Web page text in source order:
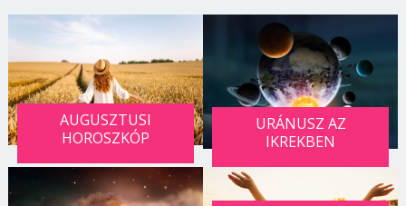
AUGUSZTUSI
HOROSZKÓP
URÁNUSZ AZ
IKREKBEN